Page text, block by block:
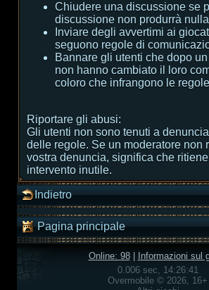
Chiudere una discussione se
discussione non produrrà
Inviare degli avvertimi ai
seguono regole di
Bannare gli utenti che dopo
non hanno cambiato il loro
coloro che infrangono le
Riportare gli abusi:
Gli utenti non sono tenuti a
delle regole. Se un moderatore non
vostra denuncia, significa che
intervento inutile.
Indietro
Pagina principale
Online: 98|
Informazioni sul
0.006 sec, 14:26:41
Overmobile © 2026, 16+